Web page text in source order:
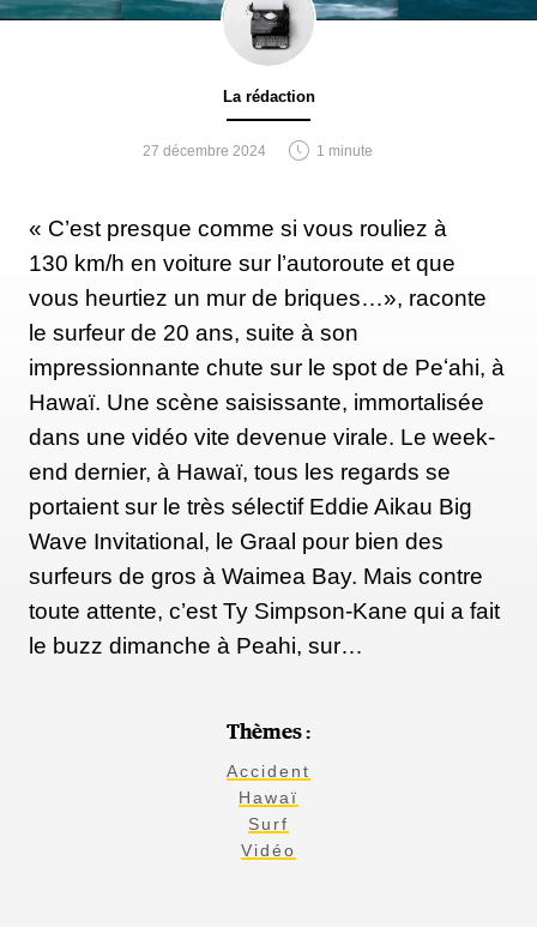
La rédaction
27 décembre 2024 1 minute
« C’est presque comme si vous rouliez à
130 km/h en voiture sur l’autoroute et que
vous heurtiez un mur de briques…», raconte
le surfeur de 20 ans, suite à son
impressionnante chute sur le spot de Peʻahi, à
Hawaï. Une scène saisissante, immortalisée
dans une vidéo vite devenue virale. Le week-
end dernier, à Hawaï, tous les regards se
portaient sur le très sélectif Eddie Aikau Big
Wave Invitational, le Graal pour bien des
surfeurs de gros à Waimea Bay. Mais contre
toute attente, c’est Ty Simpson-Kane qui a fait
le buzz dimanche à Peahi, sur…
Thèmes :
Accident
Hawaï
Surf
Vidéo